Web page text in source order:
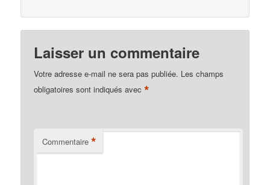
Laisser un commentaire
Votre adresse e-mail ne sera pas publiée. Les champs
obligatoires sont indiqués avec*
Commentaire *